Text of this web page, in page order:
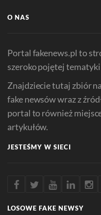
O NAS
Portal fakenews.pl to
szeroko pojętej tematyki
Znajdziecie tutaj zbiór
fake newsów wraz z
portal to również
artykułów.
JESTEŚMY W SIECI
LOSOWE FAKE NEWSY